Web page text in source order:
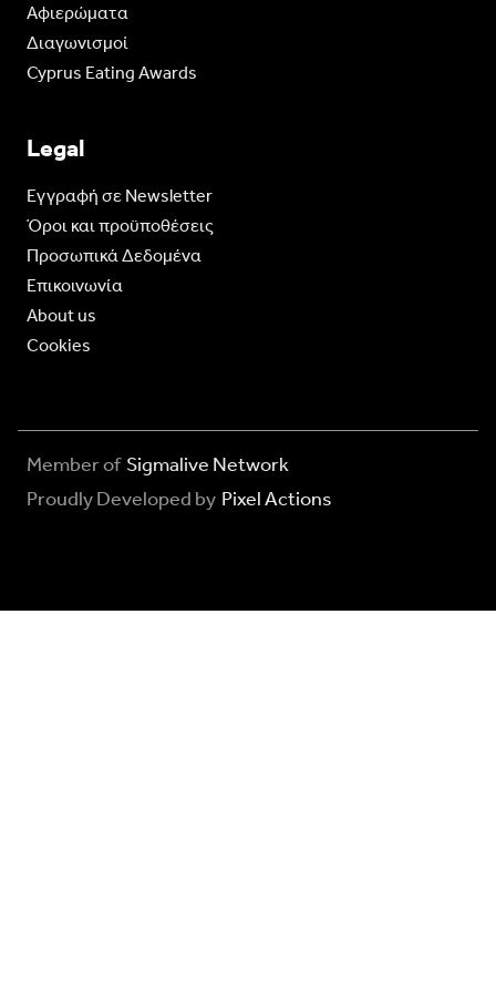
Aφιερώματα
Διαγωνισμοί
Cyprus Eating Awards
Legal
Eγγραφή σε Newsletter
Όροι και προϋποθέσεις
Προσωπικά Δεδομένα
Επικοινωνία
About us
Cookies
Member of Sigmalive Network
Proudly Developed by Pixel Actions